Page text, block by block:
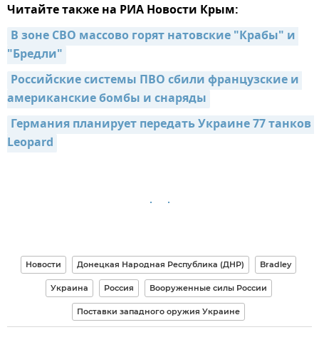
Читайте также на РИА Новости Крым:
В зоне СВО массово горят натовские "Крабы" и
"Бредли"
Российские системы ПВО сбили французские и
американские бомбы и снаряды
Германия планирует передать Украине 77 танков
Leopard
Новости Донецкая Народная Республика (ДНР) Bradley
Украина Россия Вооруженные силы России
Поставки западного оружия Украине